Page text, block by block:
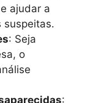
ajudar a
suspeitas.
: Seja
o
: